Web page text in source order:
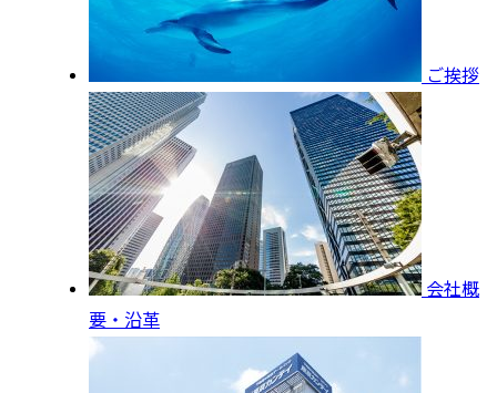
ご挨拶
会社概
要・沿革